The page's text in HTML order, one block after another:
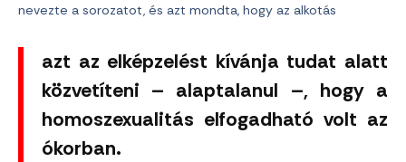
nevezte a sorozatot, és azt mondta, hogy az alkotás
azt az elképzelést kívánja tudat alatt
közvetíteni – alaptalanul –, hogy a
homoszexualitás elfogadható volt az
ókorban.